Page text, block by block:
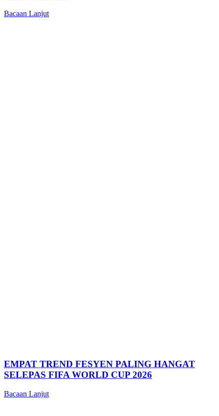
Bacaan Lanjut
EMPAT TREND FESYEN PALING HANGAT
SELEPAS FIFA WORLD CUP 2026
Bacaan Lanjut